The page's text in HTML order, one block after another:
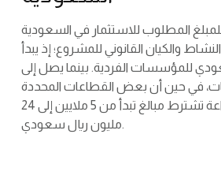
للمبلغ المطلوب للاستثمار في السعودية
والكيان القانوني للمشروع؛ إذ يبدأ
سعودي للمؤسسات الفردية. بينما يصل إلى
في حين أن بعض القطاعات المحددة
مثل الصناعة والزراعة تشترط مبالغ تبدأ من 5 ملايين إلى 24
مليون ريال سعودي.